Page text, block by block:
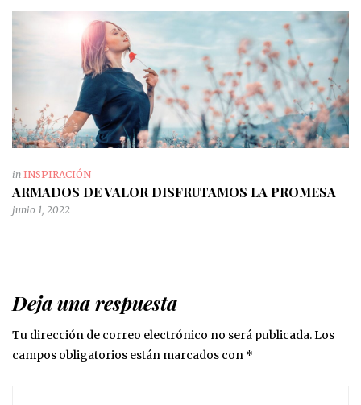
in INSPIRACIÓN
ARMADOS DE VALOR DISFRUTAMOS LA PROMESA
junio 1, 2022
Deja una respuesta
Tu dirección de correo electrónico no será publicada.Los
campos obligatorios están marcados con *